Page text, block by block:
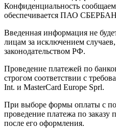
Конфиденциальность
обеспечивается ПАО
Введенная информация не
лицам за исключением
законодательством РФ.
Проведение платежей по
строгом соответствии с
Int. и MasterCard Europe Sprl.
При выборе формы оплаты с
проведение платежа по заказу
после его оформления.